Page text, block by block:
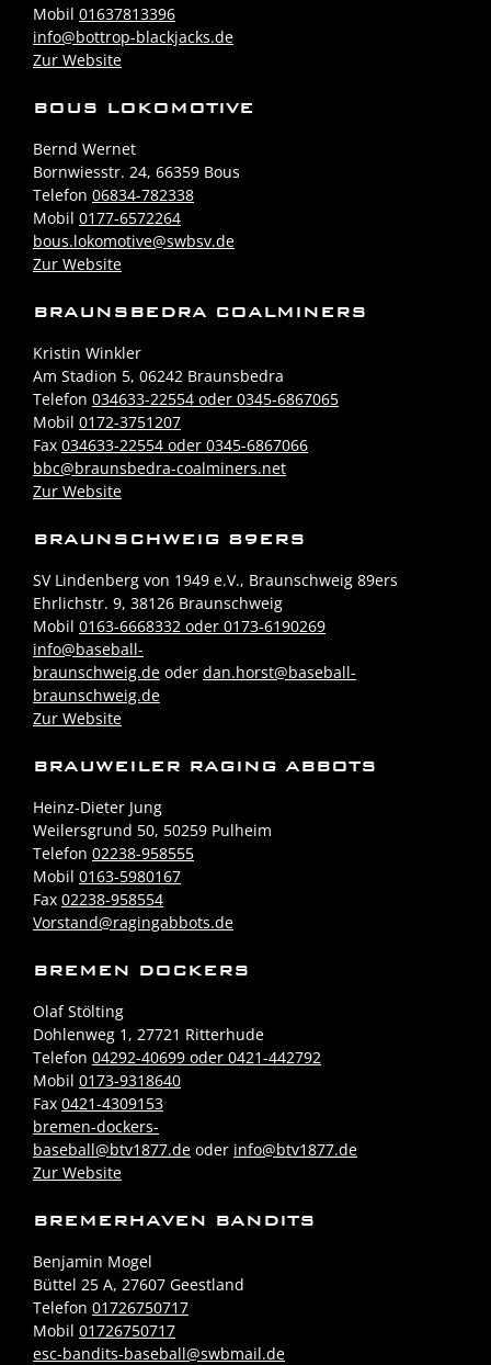
Mobil 01637813396
info@bottrop-blackjacks.de
Zur Website
BOUS LOKOMOTIVE
Bernd Wernet
Bornwiesstr. 24, 66359 Bous
Telefon 06834-782338
Mobil 0177-6572264
bous.lokomotive@swbsv.de
Zur Website
BRAUNSBEDRA COALMINERS
Kristin Winkler
Am Stadion 5, 06242 Braunsbedra
Telefon 034633-22554 oder 0345-6867065
Mobil 0172-3751207
Fax 034633-22554 oder 0345-6867066
bbc@braunsbedra-coalminers.net
Zur Website
BRAUNSCHWEIG 89ERS
SV Lindenberg von 1949 e.V., Braunschweig 89ers
Ehrlichstr. 9, 38126 Braunschweig
Mobil 0163-6668332 oder 0173-6190269
info@baseball-
braunschweig.de oder dan.horst@baseball-
braunschweig.de
Zur Website
BRAUWEILER RAGING ABBOTS
Heinz-Dieter Jung
Weilersgrund 50, 50259 Pulheim
Telefon 02238-958555
Mobil 0163-5980167
Fax 02238-958554
Vorstand@ragingabbots.de
BREMEN DOCKERS
Olaf Stölting
Dohlenweg 1, 27721 Ritterhude
Telefon 04292-40699 oder 0421-442792
Mobil 0173-9318640
Fax 0421-4309153
bremen-dockers-
baseball@btv1877.de oder info@btv1877.de
Zur Website
BREMERHAVEN BANDITS
Benjamin Mogel
Büttel 25 A, 27607 Geestland
Telefon 01726750717
Mobil 01726750717
esc-bandits-baseball@swbmail.de